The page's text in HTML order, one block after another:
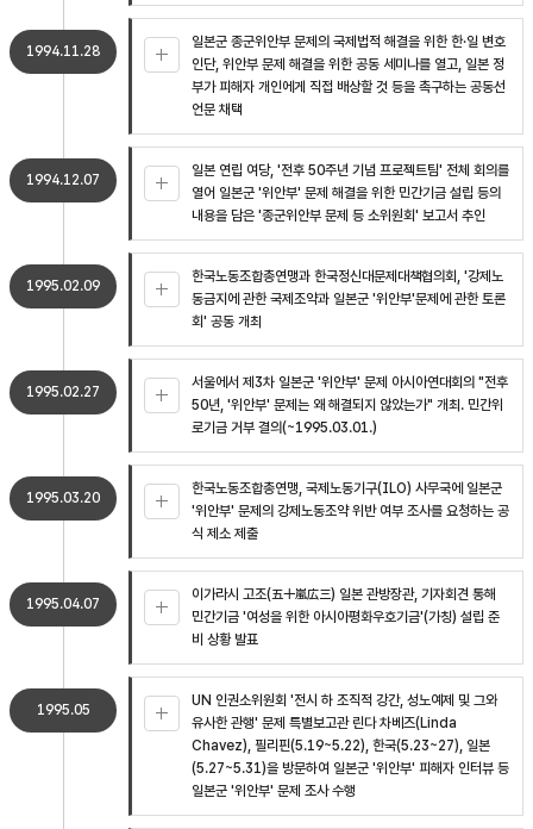
1994.11.28
일본군 종군위안부 문제의 국제법적 해결을 위한 한·일 변호
인단, 위안부 문제 해결을 위한 공동 세미나를 열고, 일본 정
부가 피해자 개인에게 직접 배상할 것 등을 촉구하는 공동선
언문 채택
1994.12.07
일본 연립 여당, '전후 50주년 기념 프로젝트팀' 전체 회의를
열어 일본군 '위안부' 문제 해결을 위한 민간기금 설립 등의
내용을 담은 '종군위안부 문제 등 소위원회' 보고서 추인
1995.02.09
한국노동조합총연맹과 한국정신대문제대책협의회, '강제노
동금지에 관한 국제조약과 일본군 '위안부'문제에 관한 토론
회' 공동 개최
1995.02.27
서울에서 제3차 일본군 '위안부' 문제 아시아연대회의 "전후
50년, '위안부' 문제는 왜 해결되지 않았는가" 개최. 민간위
로기금 거부 결의(~1995.03.01.)
1995.03.20
한국노동조합총연맹, 국제노동기구(ILO) 사무국에 일본군
'위안부' 문제의 강제노동조약 위반 여부 조사를 요청하는 공
식 제소 제출
1995.04.07
이가라시 고조(五十嵐広三) 일본 관방장관, 기자회견 통해
민간기금 '여성을 위한 아시아평화우호기금'(가칭) 설립 준
비 상황 발표
1995.05
UN 인권소위원회 '전시 하 조직적 강간, 성노예제 및 그와
유사한 관행' 문제 특별보고관 린다 차베즈(Linda
Chavez), 필리핀(5.19~5.22), 한국(5.23~27), 일본
(5.27~5.31)을 방문하여 일본군 '위안부' 피해자 인터뷰 등
일본군 '위안부' 문제 조사 수행